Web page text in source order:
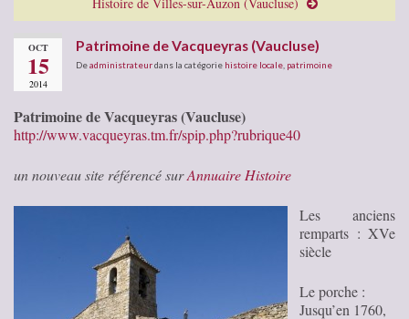
OCT
15
2014
Patrimoine de Vacqueyras (Vaucluse)
Deadministrateurdans la catégorie histoire locale patrimoine
Patrimoine de Vacqueyras (Vaucluse)
http://www.vacqueyras.tm.fr/spip.php?rubrique40
un nouveau site référencé surAnnuaire Histoire
Les anciens
remparts : XVe
siècle
Le porche :
Jusqu’en 1760,